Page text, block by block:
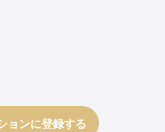
ョンに登録する